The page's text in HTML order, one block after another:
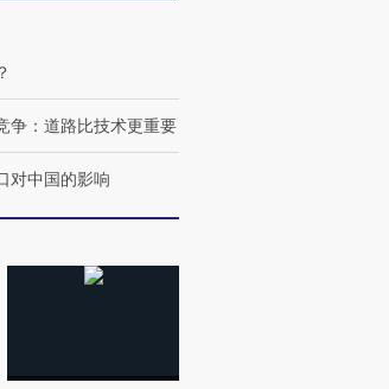
称为“蟑螂”的印
用街头抗争将教
拱下台
机”？难民潮撕裂西班牙
飞地休达
呈现】寻找100种
争：道路比技术更重要
对中国的影响